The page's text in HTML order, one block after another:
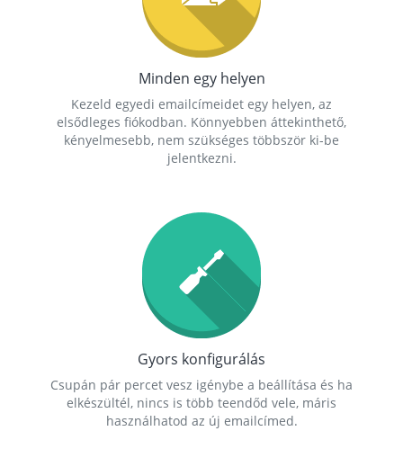
Minden egy helyen
Kezeld egyedi emailcímeidet egy helyen, az
elsődleges fiókodban. Könnyebben áttekinthető,
kényelmesebb, nem szükséges többször ki-be
jelentkezni.
Gyors konfigurálás
Csupán pár percet vesz igénybe a beállítása és ha
elkészültél, nincs is több teendőd vele, máris
használhatod az új emailcímed.